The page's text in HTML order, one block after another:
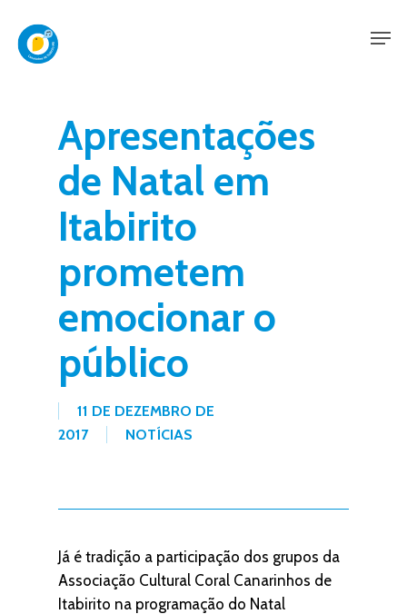
main
Apresentações
de Natal em
Itabirito
prometem
emocionar o
público
11 DE DEZEMBRO DE
2017
NOTÍCIAS
Já é tradição a participação dos grupos da
Associação Cultural Coral Canarinhos de
Itabirito na programação do Natal